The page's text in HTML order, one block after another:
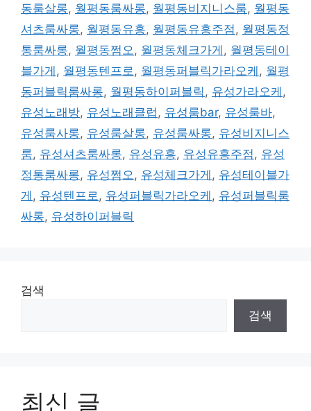
동룸살롱, 월평동룸싸롱, 월평동비지니스룸, 월평동
셔츠룸싸롱, 월평동유흥, 월평동유흥주점 , 월평동정
통룸싸롱, 월평동쩜오 , 월평동체크가게 , 월평동테이
블가게 , 월평동텐프로 , 월평동퍼블릭가라오케 , 월평
동퍼블릭룸싸롱, 월평동하이퍼블릭 , 유성가라오케 ,
유성노래방, 유성노래클럽 , 유성룸bar, 유성룸바,
유성룸사롱, 유성룸살롱, 유성룸싸롱, 유성비지니스
룸, 유성셔츠룸싸롱, 유성유흥, 유성유흥주점 , 유성
정통룸싸롱, 유성쩜오 , 유성체크가게 , 유성테이블가
게 , 유성텐프로 , 유성퍼블릭가라오케 , 유성퍼블릭룸
싸롱, 유성하이퍼블릭
검색
검색
최신 글